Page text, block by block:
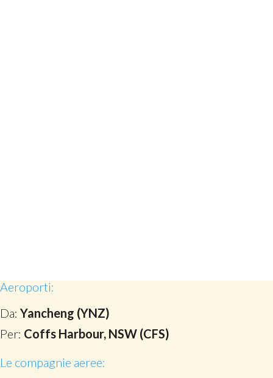
Aeroporti:
Da: Yancheng (YNZ)
Per: Coffs Harbour, NSW (CFS)
Le compagnie aeree: